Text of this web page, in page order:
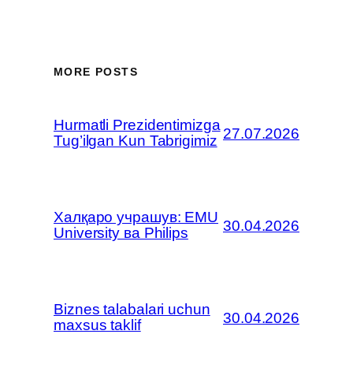
MORE POSTS
Hurmatli Prezidentimizga
Tug’ilgan Kun Tabrigimiz 27.07.2026
Халқаро учрашув: EMU
University ва Philips
30.04.2026
Biznes talabalari uchun
maxsus taklif
30.04.2026